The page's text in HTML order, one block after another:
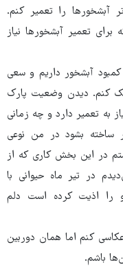
آبشخورها را تعمیر کنم.
تعمیر آبشخورها نیاز
آبشخور داریم و سعی
کنم. دیدن وضعیت پارک
به تعمیر دارد و چه زمانی
ساخته بشود در من نوعی
در این بخش کاری که از
در تیر ماه حیوانی با
را اذیت کرده است دلم
کنم اما همان دوربین
باشم.